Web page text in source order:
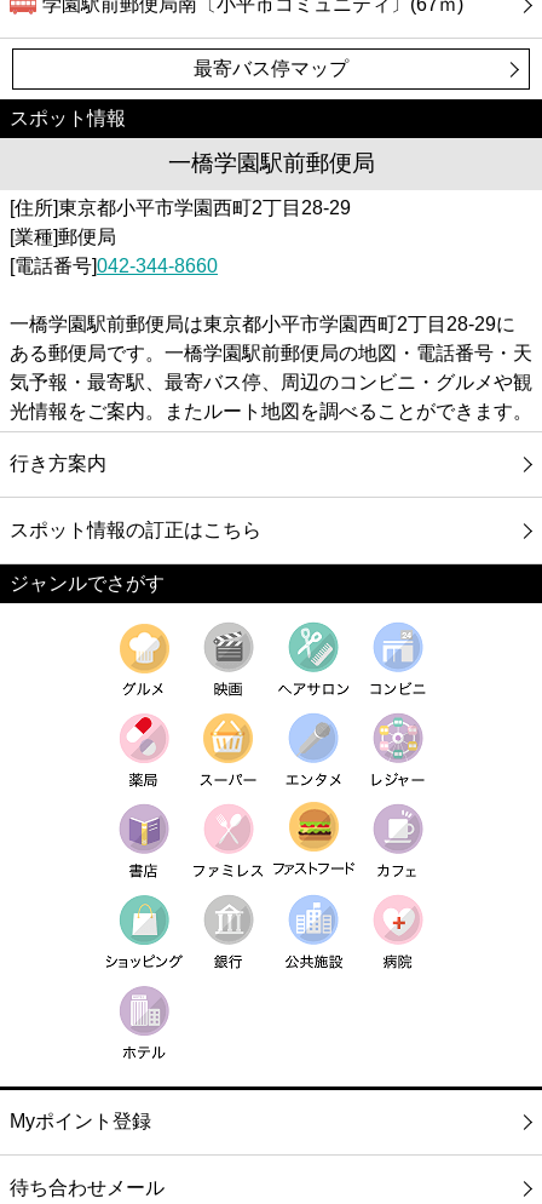
学園駅前郵便局南〔小平市コミュニティ〕(67ｍ)
最寄バス停マップ
スポット情報
一橋学園駅前郵便局
[住所]東京都小平市学園西町2丁目28-29
[業種]郵便局
[電話番号]042-344-8660
一橋学園駅前郵便局は東京都小平市学園西町2丁目28-29に
ある郵便局です。一橋学園駅前郵便局の地図・電話番号・天
気予報・最寄駅、最寄バス停、周辺のコンビニ・グルメや観
光情報をご案内。またルート地図を調べることができます。
行き方案内
スポット情報の訂正はこちら
ジャンルでさがす
Myポイント登録
待ち合わせメール